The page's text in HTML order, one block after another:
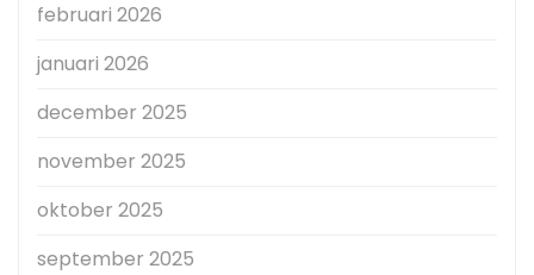
februari 2026
januari 2026
december 2025
november 2025
oktober 2025
september 2025